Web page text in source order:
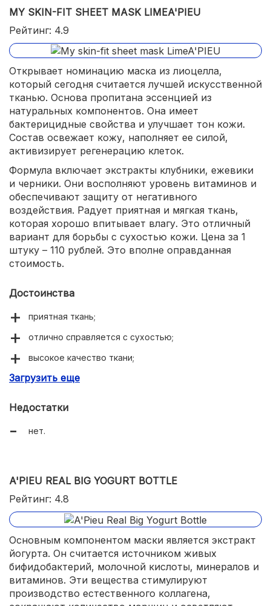
MY SKIN-FIT SHEET MASK LIMEA'PIEU
Рейтинг: 4.9
Открывает номинацию маска из лиоцелла,
который сегодня считается лучшей искусственной
тканью. Основа пропитана эссенцией из
натуральных компонентов. Она имеет
бактерицидные свойства и улучшает тон кожи.
Состав освежает кожу, наполняет ее силой,
активизирует регенерацию клеток.
Формула включает экстракты клубники, ежевики
и черники. Они восполняют уровень витаминов и
обеспечивают защиту от негативного
воздействия. Радует приятная и мягкая ткань,
которая хорошо впитывает влагу. Это отличный
вариант для борьбы с сухостью кожи. Цена за 1
штуку – 110 рублей. Это вполне оправданная
стоимость.
Достоинства
приятная ткань;
отлично справляется с сухостью;
высокое качество ткани;
защита от вредного воздействия окружающих
Загрузить еще
Недостатки
нет.
A'PIEU REAL BIG YOGURT BOTTLE
Рейтинг: 4.8
Основным компонентом маски является экстракт
йогурта. Он считается источником живых
бифидобактерий, молочной кислоты, минералов и
витаминов. Эти вещества стимулируют
производство естественного коллагена,